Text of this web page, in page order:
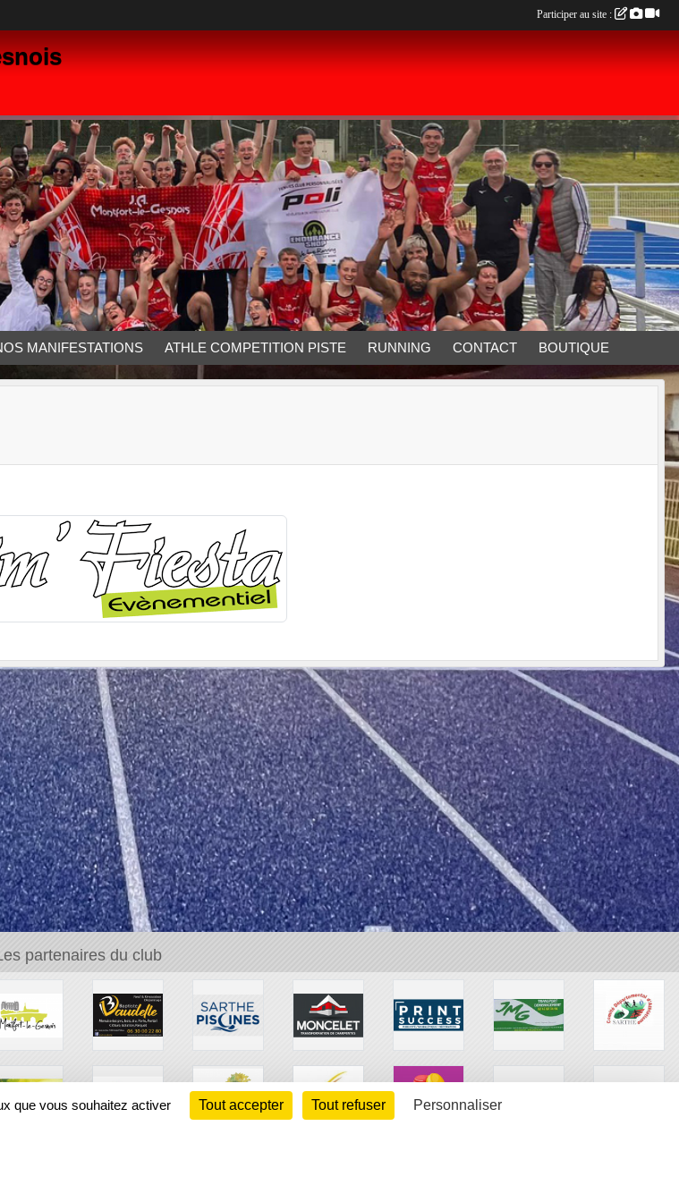
MANIFESTATIONS ATHLE COMPETITION PISTE RUNNING CONTACT BOUTIQUE
partenaires du club
Participer au site :
que vous souhaitez activer Tout accepter Tout refuser Personnaliser